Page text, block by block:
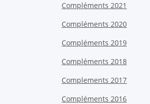
Compléments 2021
Compléments 2020
Compléments 2019
Compléments 2018
Complements 2017
Compléments 2016